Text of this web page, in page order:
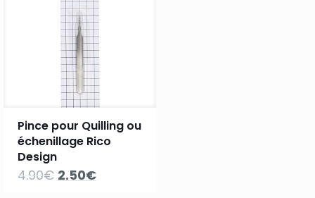
Pince pour Quilling ou
échenillage Rico
Design
4.90€ Le
2.50€Le